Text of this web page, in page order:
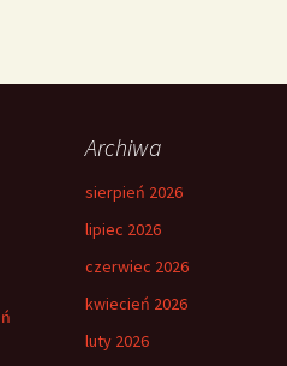
Archiwa
sierpień 2026
lipiec 2026
czerwiec 2026
kwiecień 2026
luty 2026